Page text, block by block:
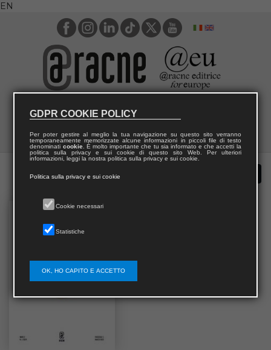
EN
GDPR COOKIE POLICY
Per poter gestire al meglio la tua navigazione su questo sito verranno
temporaneamente memorizzate alcune informazioni in piccoli file di testo
denominati cookie. È molto importante che tu sia informato e che accetti la
politica sulla privacy e sui cookie di questo sito Web. Per ulteriori
informazioni, leggi la nostra politica sulla privacy e sui cookie.
Politica sulla privacy e sui cookie
Cookie necessari
Statistiche
OK, HO CAPITO E ACCETTO